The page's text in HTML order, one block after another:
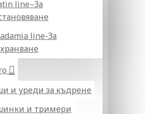
line–За
line-За
и уреди за къдрене
и тримери